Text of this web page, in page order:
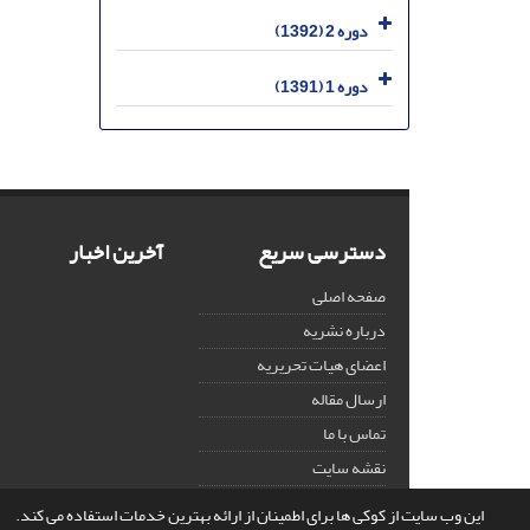
این وب سایت از کوکی ها برای اطمینان از ارائه بهترین خدمات استفاده می کند.
دوره 2 (1392)
دوره 1 (1391)
دسترسی سریع
صفحه اصلی
درباره نشریه
اعضای هیات تحریریه
ارسال مقاله
تماس با ما
نقشه سایت
آخرین اخبار